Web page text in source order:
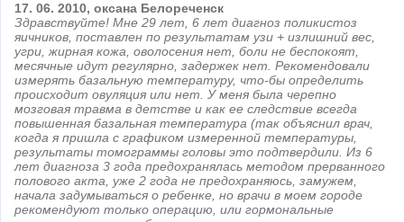
17. 06. 2010, оксана Белореченск
Здравствуйте! Мне 29 лет, 6 лет диагноз поликистоз
яичников, поставлен по результатам узи + излишний вес,
угри, жирная кожа, оволосения нет, боли не беспокоят,
месячные идут регулярно, задержек нет. Рекомендовали
измерять базальную температуру, что-бы определить
происходит овуляция или нет. У меня была черепно
мозговая травма в детстве и как ее следствие всегда
повышенная базальная температура (так объяснил врач,
когда я пришла с графиком измеренной температуры,
результаты томограммы головы это подтвердили. Из 6
лет диагноза 3 года предохранялась методом прерванного
полового акта, уже 2 года не предохраняюсь, замужем,
начала задумываться о ребенке, но врачи в моем городе
рекомендуют только операцию, или гормональные